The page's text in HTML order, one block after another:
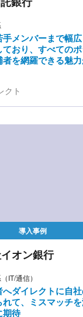
メンバーまで幅
ており、すべての
者を網羅できる魅
クト
導入事例
オン銀行
IT/通信）
ダイレクトに自
れて、ミスマッチ
期待